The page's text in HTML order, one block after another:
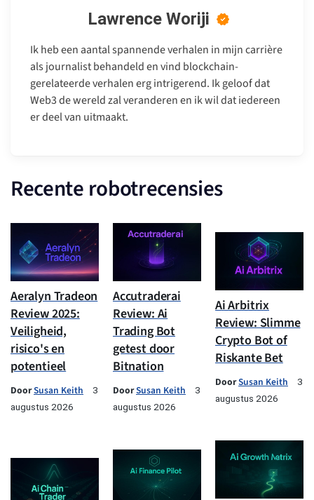
Lawrence Woriji
Ik heb een aantal spannende verhalen in mijn carrière
als journalist behandeld en vind blockchain-
gerelateerde verhalen erg intrigerend. Ik geloof dat
Web3 de wereld zal veranderen en ik wil dat iedereen
er deel van uitmaakt.
Recente robotrecensies
Aeralyn Tradeon
Review 2025:
Veiligheid,
risico's en
potentieel
DoorSusan Keith
3
augustus 2026
Accutraderai
Review: Ai
Trading Bot
getest door
Bitnation
DoorSusan Keith
3
augustus 2026
Ai Arbitrix
Review: Slimme
Crypto Bot of
Riskante Bet
DoorSusan Keith
3
augustus 2026